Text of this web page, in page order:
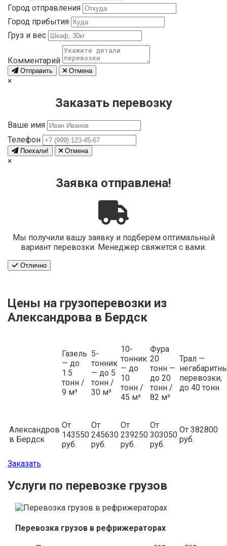
Город отправления
Город прибытия
Груз и вес
Комментарий
Отправить Отмена
×
Заказать перевозку
Ваше имя
Телефон
Поехали! Отмена
×
Заявка отправлена!
Мы получили вашу заявку и подберём оптимальный
вариант перевозки. Менеджер свяжется с вами.
Отлично
Цены на грузоперевозки из
Александрова в Бердск
Газель
— до
1.5
тонн /
9 м³
5-
тонник
— до 5
тонн /
30 м³
10-
тонник
— до
10
тонн /
45 м³
Фура
20
тонн —
до 20
тонн /
82 м³
Трал —
перевозки,
до 40 тонн
Александров
в Бердск
От
143550
руб.
От
245630
руб.
От
239250
руб.
От
303050
руб.
От 382800
руб.
Заказать
Услуги по перевозке грузов
Перевозка грузов в рефрижераторах